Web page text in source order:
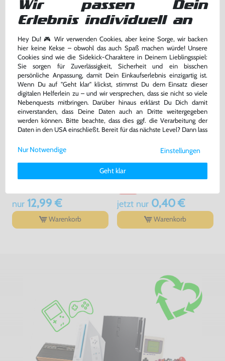
-20% bisher
jetzt nur8,79 €
Warenkorb
nur22,99 €
Warenkorb
Original Nunchuk Controller
sehr guter Zustand, gebraucht
nur12,99 €
Warenkorb
Original Schutzhülle / Skin /
Sleeve / Cover für Remote
#transp.
gebraucht
jetzt nur0,40 €
Warenkorb
Wir passen Dein
Erlebnis individuell an
Hey Du! 🎮 Wir verwenden Cookies, aber keine Sorge, wir backen
hier keine Kekse – obwohl das auch Spaß machen würde! Unsere
Cookies sind wie die Sidekick-Charaktere in Deinem Lieblingsspiel:
Sie sorgen für Zuverlässigkeit, Sicherheit und ein bisschen
persönliche Anpassung, damit Dein Einkaufserlebnis einzigartig ist.
Wenn Du auf "Geht klar" klickst, stimmst Du dem Einsatz dieser
digitalen Helferlein zu – und wir versprechen, dass sie nicht so viele
Nebenquests mitbringen. Darüber hinaus erklärst Du Dich damit
einverstanden, dass Deine Daten auch an Dritte weitergegeben
werden können. Bitte beachte, dass dies ggf. die Verarbeitung der
Daten in den USA einschließt. Bereit für das nächste Level? Dann lass
Weitere Informationen zu den von uns verwendeten Cookies und
Deinen Rechten als Nutzer findest Du in unsererDaten­schutz­
Impressum.
Einstellungen
Geht klar
Nur Notwendige